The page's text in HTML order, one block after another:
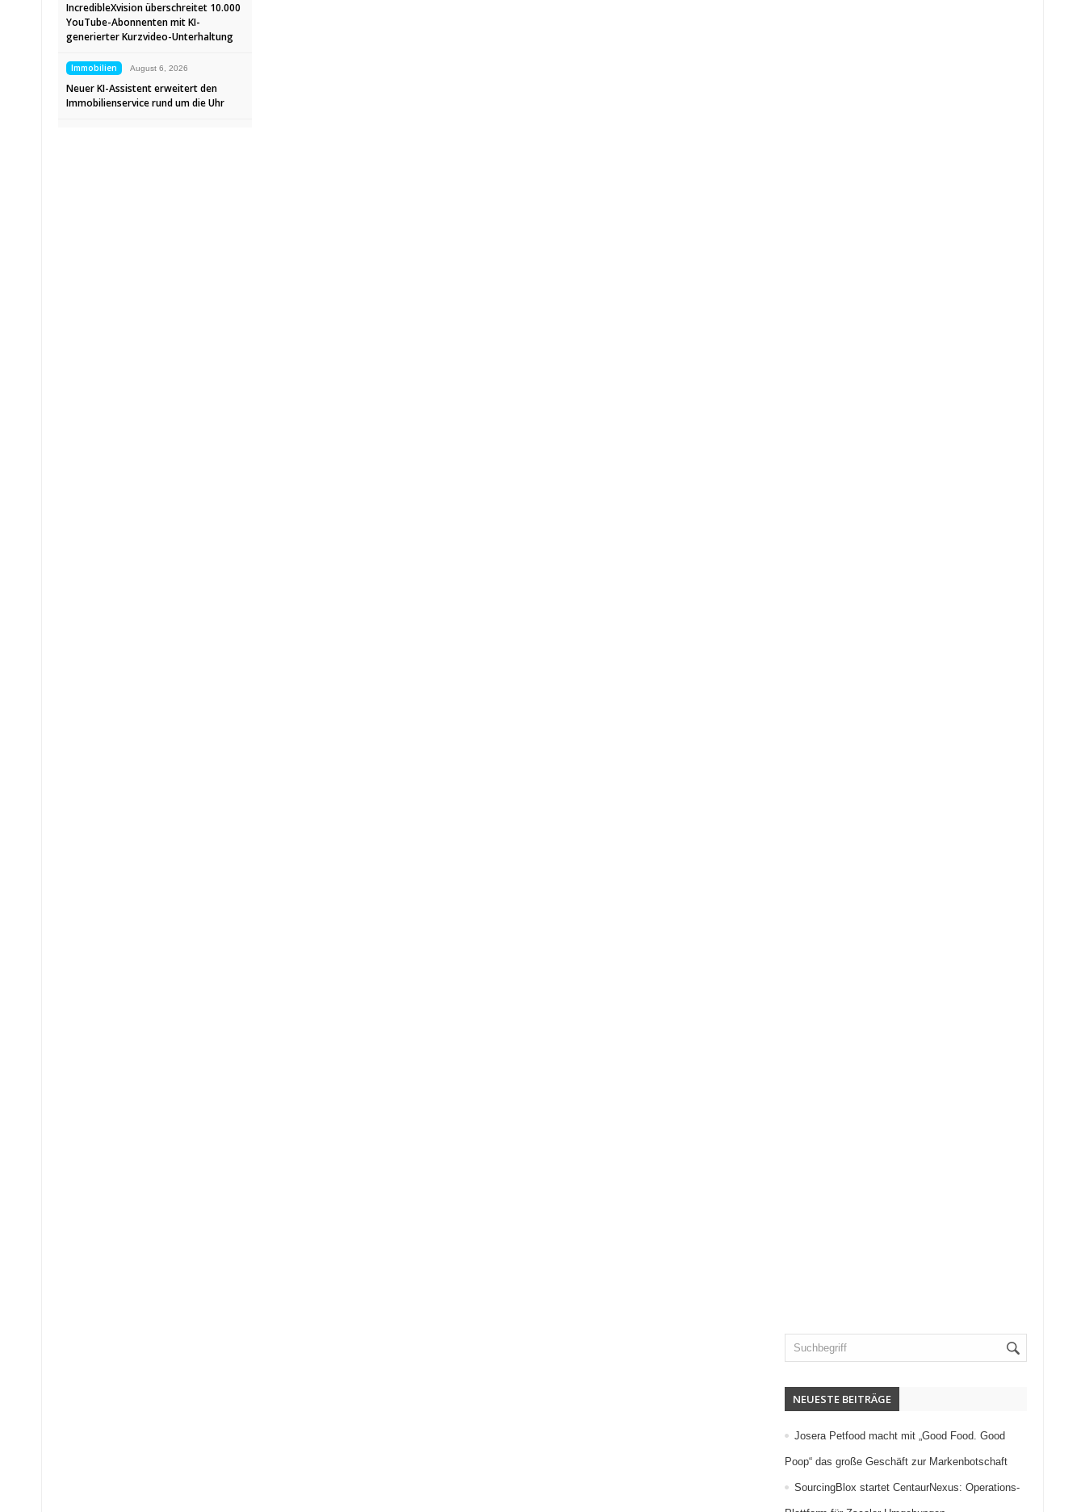
IncredibleXvision überschreitet 10.000
YouTube-Abonnenten mit KI-
generierter Kurzvideo-Unterhaltung
Immobilien August 6, 2026
Neuer KI-Assistent erweitert den
Immobilienservice rund um die Uhr
NEUESTE BEITRÄGE
Josera Petfood macht mit „Good Food. Good
Poop“ das große Geschäft zur Markenbotschaft
SourcingBlox startet CentaurNexus: Operations-